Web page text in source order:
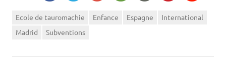
Ecole de tauromachie Enfance Espagne
International
Madrid
Subventions